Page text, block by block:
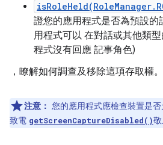
證您的應用程式是否為預設的
用程式可以 在對話或其他類
程式沒有回應 記事角色)
，瞭解如何調查及移除這項存取權。
注意： 您的應用程式應檢查裝置是否
致電 getScreenCaptureDisabled()